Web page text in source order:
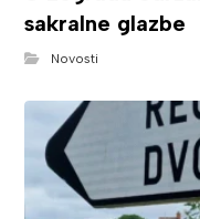
sakralne glazbe
Novosti